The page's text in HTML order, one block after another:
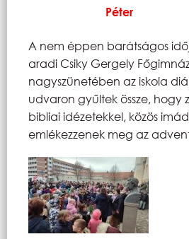
Péter
A nem éppen barátságos
aradi Csiky Gergely
nagyszünetében az iskola
udvaron gyűltek össze, hogy
bibliai idézetekkel, közös
emlékezzenek meg az